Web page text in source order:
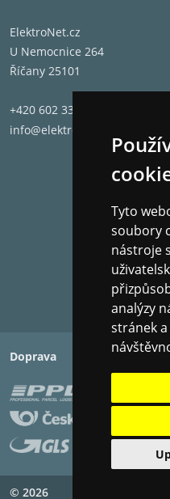
Tyto
soubory
nástroje
analýzy
stránek
HQ5821
HQ5825
HQ5826
HQ5841
HQ5842
HQ5856
HQ5865
HQ5866
HQ5870
HQ5885
HQ5890
ElektroNet.cz
U Nemocnice 264
Říčany 25101
+420 602 331 662
info@elektronet.cz
Doprava
© 2026